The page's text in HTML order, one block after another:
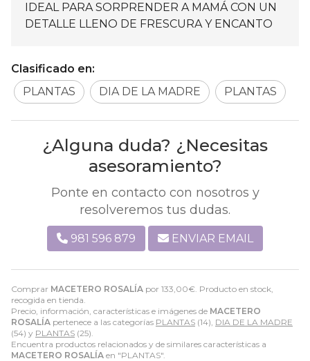
Comprar MACETERO ROSALÍA por 133,00€ . Producto en stock,
recogida en tienda.
Precio, información, características e imágenes de MACETERO
ROSALÍA pertenece a las categorías PLANTAS (14), DIA DE LA MADRE
(54) y PLANTAS (25).
Encuentra productos relacionados y de similares características a
MACETERO ROSALÍA en "PLANTAS".
IDEAL PARA SORPRENDER A MAMÁ CON UN
DETALLE LLENO DE FRESCURA Y ENCANTO
Clasificado en:
PLANTAS
DIA DE LA MADRE PLANTAS
¿Alguna duda? ¿Necesitas
asesoramiento?
Ponte en contacto con nosotros y
resolveremos tus dudas.
981 596 879 ENVIAR EMAIL